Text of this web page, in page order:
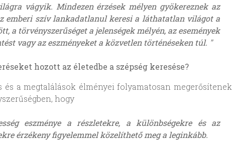
vágyik. Mindezen érzések mélyen gyökereznek az
emberi szív lankadatlanul keresi a láthatatlan világot a
a törvényszerűséget a jelenségek mélyén, az események
vagy az eszményeket a közvetlen történéseken túl. "
hozott az életedbe a szépség keresése?
és a megtalálások élményei folyamatosan megerősítenek
hogy
eszménye a részletekre, a különbségekre és az
érzékeny figyelemmel közelíthető meg a leginkább.